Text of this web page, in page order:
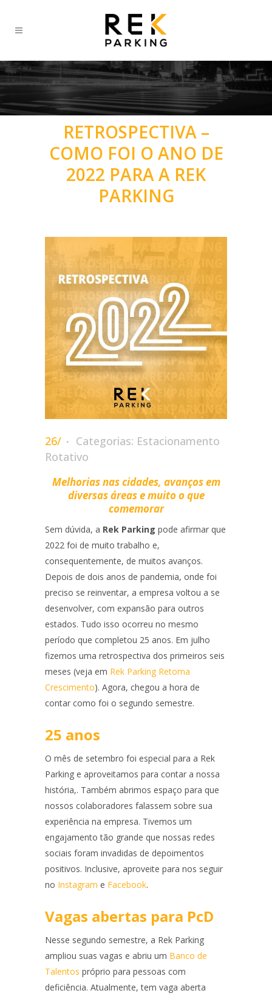
RETROSPECTIVA –
COMO FOI O ANO DE
2022 PARA A REK
PARKING
26/ Categorias: Estacionamento
Rotativo
Melhorias nas cidades, avanços em
diversas áreas e muito o que
comemorar
Sem dúvida, a Rek Parking pode afirmar que
2022 foi de muito trabalho e,
consequentemente, de muitos avanços.
Depois de dois anos de pandemia, onde foi
preciso se reinventar, a empresa voltou a se
desenvolver, com expansão para outros
estados. Tudo isso ocorreu no mesmo
período que completou 25 anos. Em julho
fizemos uma retrospectiva dos primeiros seis
meses (veja em Rek Parking Retoma
Crescimento). Agora, chegou a hora de
contar como foi o segundo semestre.
25 anos
O mês de setembro foi especial para a Rek
Parking e aproveitamos para contar a nossa
história,. Também abrimos espaço para que
nossos colaboradores falassem sobre sua
experiência na empresa. Tivemos um
engajamento tão grande que nossas redes
sociais foram invadidas de depoimentos
positivos. Inclusive, aproveite para nos seguir
no Instagram e Facebook.
Vagas abertas para PcD
Nesse segundo semestre, a Rek Parking
ampliou suas vagas e abriu um Banco de
Talentos próprio para pessoas com
deficiência. Atualmente, tem vaga aberta